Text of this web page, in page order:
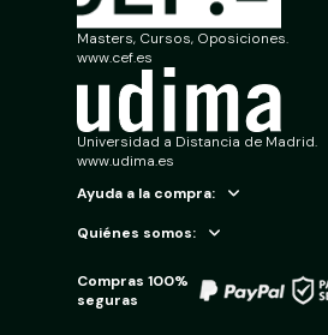
Masters, Cursos, Oposiciones.
www.cef.es
Universidad a Distancia de Madrid.
www.udima.es
Ayuda a la compra:
Quiénes somos:
Compras 100%
seguras